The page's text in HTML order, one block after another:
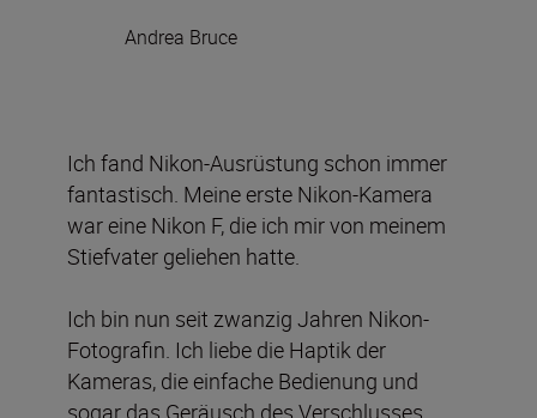
Andrea Bruce
Ich fand Nikon-Ausrüstung schon immer
fantastisch. Meine erste Nikon-Kamera
war eine Nikon F, die ich mir von meinem
Stiefvater geliehen hatte.
Ich bin nun seit zwanzig Jahren Nikon-
Fotografin. Ich liebe die Haptik der
Kameras, die einfache Bedienung und
sogar das Geräusch des Verschlusses.